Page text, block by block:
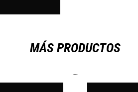
MÁS PRODUCTOS